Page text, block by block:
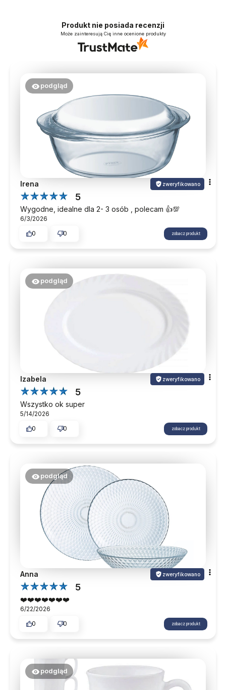
Produkt nie posiada recenzji
Może zainteresują Cię inne ocenione produkty
podgląd
Irena zweryfikowano
5
Wygodne, idealne dla 2- 3 osób , polecam 👍️💯
6/3/2026
0
0 zobacz produkt
podgląd
Izabela zweryfikowano
5
Wszystko ok super
5/14/2026
0
0 zobacz produkt
podgląd
Anna zweryfikowano
5
❤️❤️❤️❤️❤️❤️❤️
6/22/2026
0
0 zobacz produkt
podgląd